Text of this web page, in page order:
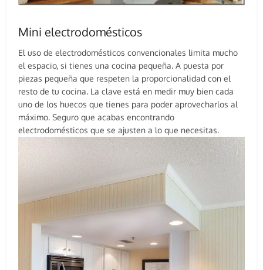
Mini electrodomésticos
El uso de electrodomésticos convencionales limita mucho
el espacio, si tienes una cocina pequeña. A puesta por
piezas pequeña que respeten la proporcionalidad con el
resto de tu cocina. La clave está en medir muy bien cada
uno de los huecos que tienes para poder aprovecharlos al
máximo. Seguro que acabas encontrando
electrodomésticos que se ajusten a lo que necesitas.